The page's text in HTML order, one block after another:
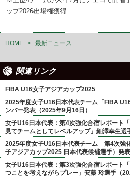
ップ2026出場権獲得
HOME > 最新ニュース
関連リンク
FIBA U16女子アジアカップ2025
2025年度女子U16日本代表チーム「FIBA
ンバー発表（2025年9月16日）
女子U16日本代表：第4次強化合宿レポート
見てチームとしてレベルアップ」細澤幸生選
2025年度女子U16日本代表チーム 第4次強
子アジアカップ2025 日本代表候補選手）発
女子U16日本代表：第3次強化合宿レポート
つことを考えながらプレー」安藤 玲選手（